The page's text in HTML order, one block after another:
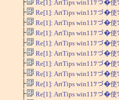
Re[1]: ArtTips win11ﾂづ�使
├ Re[1]: ArtTips win11ﾂづ�使
├ Re[1]: ArtTips win11ﾂづ�使
├ Re[1]: ArtTips win11ﾂづ�使
├ Re[1]: ArtTips win11ﾂづ�使
├ Re[1]: ArtTips win11ﾂづ�使
├ Re[1]: ArtTips win11ﾂづ�使
├ Re[1]: ArtTips win11ﾂづ�使
├ Re[1]: ArtTips win11ﾂづ�使
├ Re[1]: ArtTips win11ﾂづ�使